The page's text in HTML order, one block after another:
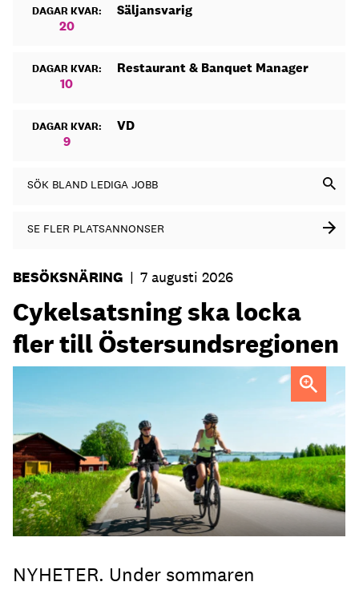
DAGAR KVAR:
20
Säljansvarig
DAGAR KVAR:
10
Restaurant & Banquet Manager
DAGAR KVAR:
9
VD
SÖK BLAND LEDIGA JOBB
SE FLER PLATSANNONSER
BESÖKSNÄRING | 7 augusti 2026
Cykelsatsning ska locka
fler till Östersundsregionen
NYHETER. Under sommaren